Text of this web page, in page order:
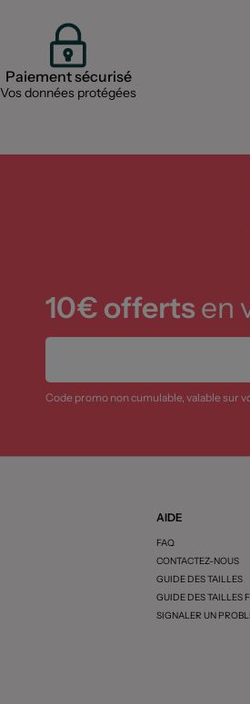
Paiement sécurisé
Vos données protégées
10€ offerts en
Code promo non cumulable, valable sur
AIDE
FAQ
CONTACTEZ-NOUS
GUIDE DES TAILLES
GUIDE DES TAILLES
SIGNALER UN